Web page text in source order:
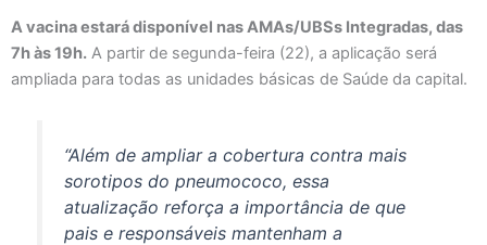
A vacina estará disponível nas AMAs/UBSs Integradas, das
7h às 19h. A partir de segunda-feira (22), a aplicação será
ampliada para todas as unidades básicas de Saúde da capital.
“Além de ampliar a cobertura contra mais
sorotipos do pneumococo, essa
atualização reforça a importância de que
pais e responsáveis mantenham a